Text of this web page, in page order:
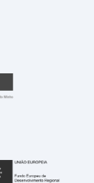
para a
Portuguesa